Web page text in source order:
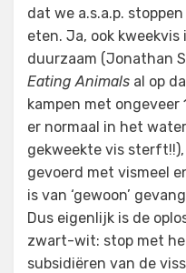
dat we a.s.a.p.
eten. Ja, ook kweekvis
duurzaam (Jonathan
Eating Animals al op
kampen met
er normaal in het
gekweekte vis
gevoerd met vismeel
is van ‘gewoon’
Dus eigenlijk is de
zwart-wit: stop met
subsidiëren van de